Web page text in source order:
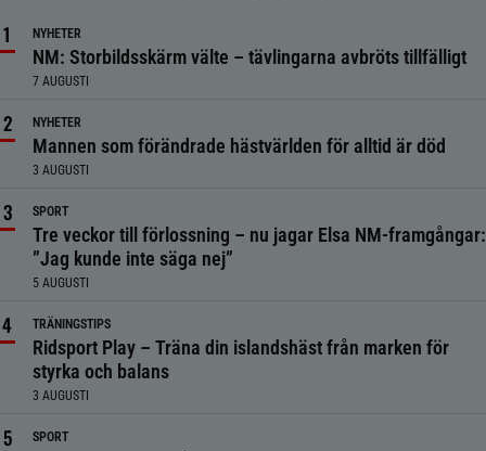
NYHETER
NM: Storbildsskärm välte – tävlingarna avbröts tillfälligt
7 AUGUSTI
NYHETER
Mannen som förändrade hästvärlden för alltid är död
3 AUGUSTI
SPORT
Tre veckor till förlossning – nu jagar Elsa NM-framgångar:
”Jag kunde inte säga nej”
5 AUGUSTI
TRÄNINGSTIPS
Ridsport Play – Träna din islandshäst från marken för
styrka och balans
3 AUGUSTI
SPORT